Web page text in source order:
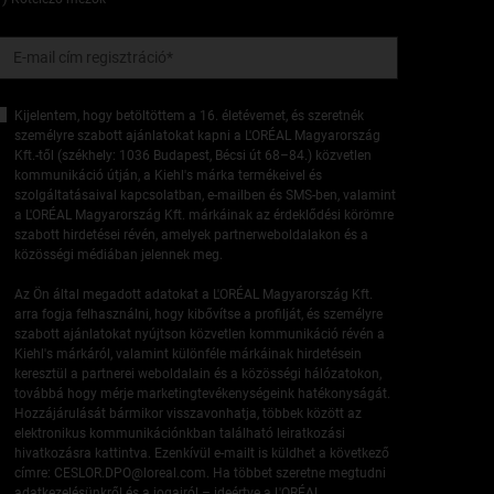
E-mail cím regisztráció*
Kijelentem, hogy betöltöttem a 16. életévemet, és szeretnék
személyre szabott ajánlatokat kapni a L'ORÉAL Magyarország
Kft.-től (székhely: 1036 Budapest, Bécsi út 68–84.) közvetlen
kommunikáció útján, a Kiehl's márka termékeivel és
szolgáltatásaival kapcsolatban, e-mailben és SMS-ben, valamint
a L'ORÉAL Magyarország Kft. márkáinak az érdeklődési körömre
szabott hirdetései révén, amelyek partnerweboldalakon és a
közösségi médiában jelennek meg.
Az Ön által megadott adatokat a L'ORÉAL Magyarország Kft.
arra fogja felhasználni, hogy kibővítse a profilját, és személyre
szabott ajánlatokat nyújtson közvetlen kommunikáció révén a
Kiehl's márkáról, valamint különféle márkáinak hirdetésein
keresztül a partnerei weboldalain és a közösségi hálózatokon,
továbbá hogy mérje marketingtevékenységeink hatékonyságát.
Hozzájárulását bármikor visszavonhatja, többek között az
elektronikus kommunikációnkban található leiratkozási
hivatkozásra kattintva. Ezenkívül e-mailt is küldhet a következő
címre: CESLOR.DPO@loreal.com. Ha többet szeretne megtudni